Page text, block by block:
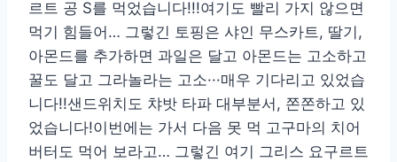
르트 공 S를 먹었습니다!!!여기도 빨리 가지 않으면
먹기 힘들어… 그렇긴 토핑은 샤인 무스카트, 딸기,
아몬드를 추가하면 과일은 달고 아몬드는 고소하고
꿀도 달고 그라놀라는 고소···매우 기다리고 있었습
니다!!샌드위치도 챠밧 타파 대부분서, 쫀쫀하고 있
었습니다!이번에는 가서 다음 못 먹 고구마의 치어
버터도 먹어 보라고… 그렇긴 여기 그리스 요구르트